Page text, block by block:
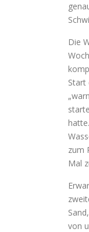
Die
Start
zum
Mal
von